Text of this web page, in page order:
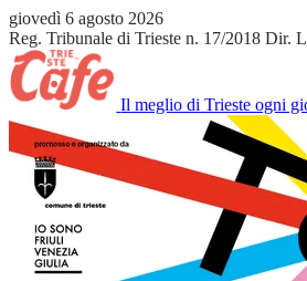
giovedì 6 agosto 2026
Reg. Tribunale di Trieste n. 17/2018 Dir.
Il meglio di Trieste ogni